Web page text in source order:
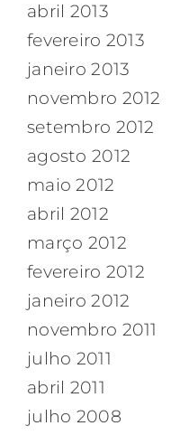
abril 2013
fevereiro 2013
janeiro 2013
novembro 2012
setembro 2012
agosto 2012
maio 2012
abril 2012
março 2012
fevereiro 2012
janeiro 2012
novembro 2011
julho 2011
abril 2011
julho 2008